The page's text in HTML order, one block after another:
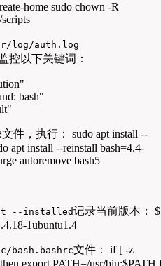
home sudo chown -R
log/auth.log
控以下关键词：
bash"
件，执行： sudo apt install --
apt install --reinstall bash=4.4-
autoremove bash5
--installed记录当前版本： $
1ubuntu1.4
bash.bashrc文件： if [ -z